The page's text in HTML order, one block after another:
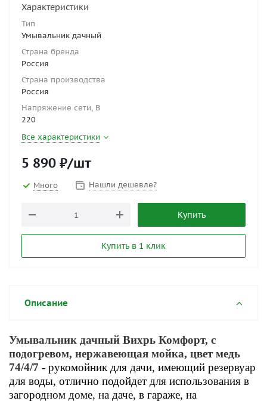
Характеристики
Тип
Умывальник дачный
Страна бренда
Россия
Страна производства
Россия
Напряжение сети, В
220
Все характеристики
5 890 ₽/шт
Много Нашли дешевле?
Купить
Купить в 1 клик
Описание
Умывальник дачный Вихрь Комфорт, с
подогревом, нержавеющая мойка, цвет медь
74/4/7 - рукомойник для дачи, имеющий резервуар
для воды, отлично подойдет для использования в
загородном доме, на даче, в гараже, на